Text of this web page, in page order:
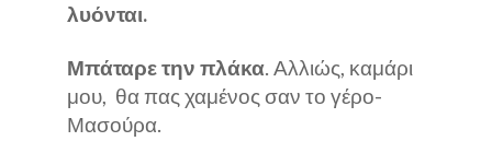
λυόνται.
Μπάταρε την πλάκα. Αλλιώς, καμάρι
μου, θα πας χαμένος σαν το γέρο-
Μασούρα.